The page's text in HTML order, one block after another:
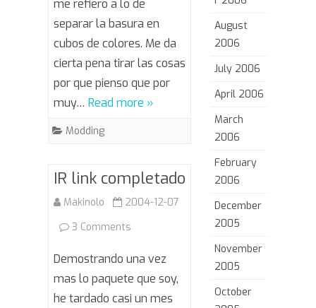
me refiero a lo de
separar la basura en
cubos de colores. Me da
cierta pena tirar las cosas
por que pienso que por
muy… Read more »
Modding
IR link completado
Makinolo
2004-12-07
3 Comments
link
completado
Demostrando una vez
mas lo paquete que soy,
he tardado casi un mes
August
2006
July 2006
April 2006
March
2006
February
2006
December
2005
November
2005
October